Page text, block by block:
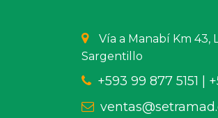
Vía a Manabí Km 43,
Sargentillo
+593 99 877 5151 |